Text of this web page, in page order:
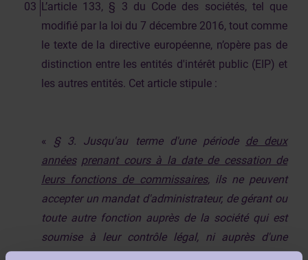
L’article 133, § 3 du Code des sociétés, tel que
modifié par la loi du 7 décembre 2016, tout comme
le texte de la directive européenne, n’opère pas de
distinction entre les entités d'intérêt public (EIP) et
les autres entités. Cet article stipule :
« § 3. Jusqu'au terme d'une période de deux
années prenant cours à la date de cessation de
leurs fonctions de commissaires, ils ne peuvent
accepter un mandat d'administrateur, de gérant ou
toute autre fonction auprès de la société qui est
soumise à leur contrôle légal, ni auprès d'une
société ou personne liée au sens de l'article 11.